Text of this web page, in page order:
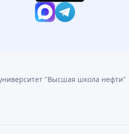
нефти" (ГАОУ ВО АГТУ ВШН)
"Высшая школа нефти"